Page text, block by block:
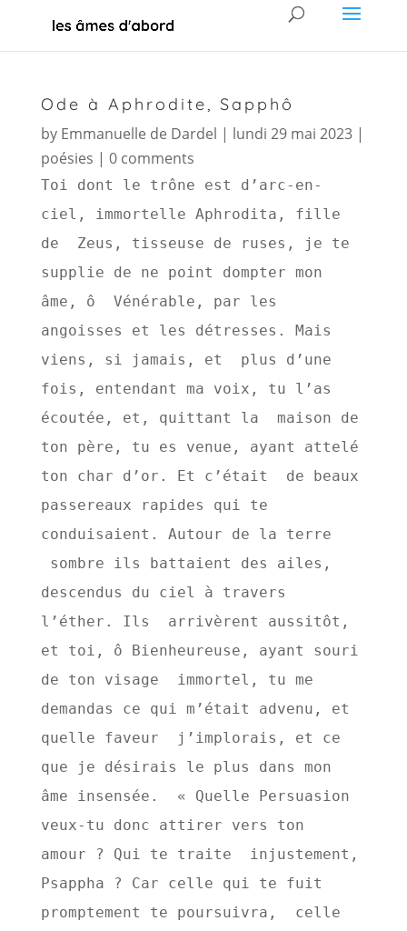
Ode à Aphrodite, Sapphô
by Emmanuelle de Dardel | lundi 29 mai 2023|
poésies | 0 comments
Toi dont le trône est d’arc-en-
ciel, immortelle Aphrodita, fille
de  Zeus, tisseuse de ruses, je te
supplie de ne point dompter mon
âme, ô  Vénérable, par les
angoisses et les détresses. Mais
viens, si jamais, et  plus d’une
fois, entendant ma voix, tu l’as
écoutée, et, quittant la  maison de
ton père, tu es venue, ayant attelé
ton char d’or. Et c’était  de beaux
passereaux rapides qui te
conduisaient. Autour de la terre
sombre ils battaient des ailes,
descendus du ciel à travers
l’éther. Ils  arrivèrent aussitôt,
et toi, ô Bienheureuse, ayant souri
de ton visage  immortel, tu me
demandas ce qui m’était advenu, et
quelle faveur  j’implorais, et ce
que je désirais le plus dans mon
âme insensée.  « Quelle Persuasion
veux-tu donc attirer vers ton
amour ? Qui te traite  injustement,
Psappha ? Car celle qui te fuit
promptement te poursuivra,  celle